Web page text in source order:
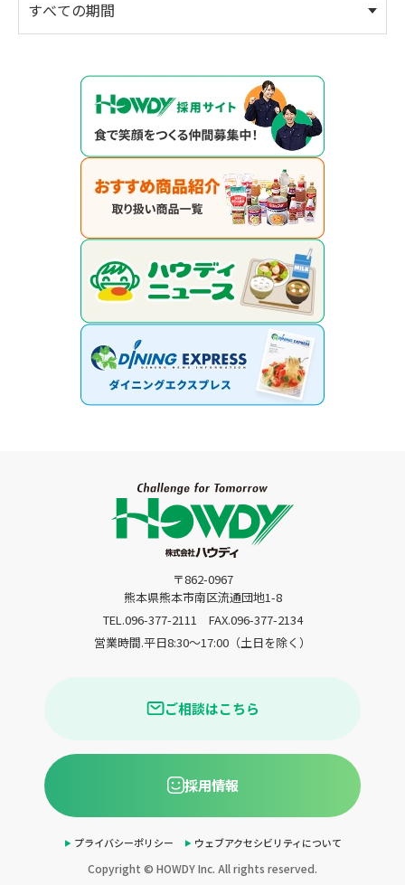
〒862-0967
熊本県熊本市南区流通団地1-8
TEL.096-377-2111
FAX.096-377-2134
営業時間.平日8:30〜17:00（土日を除く）
ご相談はこちら
採用情報
プライバシーポリシー ウェブアクセシビリティについて
Copyright © HOWDY Inc. All rights reserved.